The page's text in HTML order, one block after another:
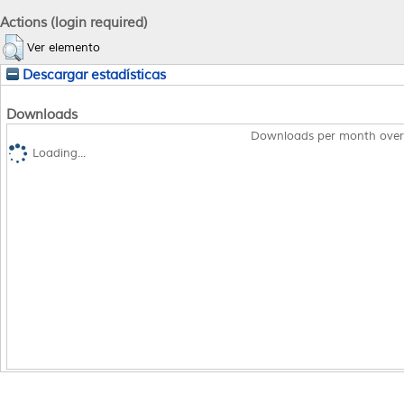
Actions (login required)
Ver elemento
Descargar estadísticas
Downloads
Downloads per month
Loading...